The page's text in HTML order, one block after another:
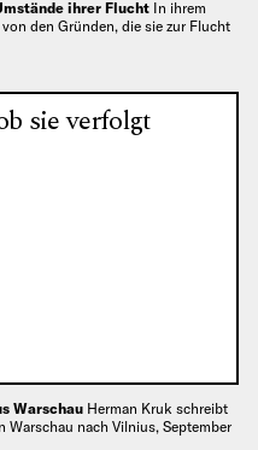
ihrer Flucht In ihrem
den Gründen, die sie zur Flucht
sie verfolgt
Warschau Herman Kruk schreibt
Warschau nach Vilnius, September